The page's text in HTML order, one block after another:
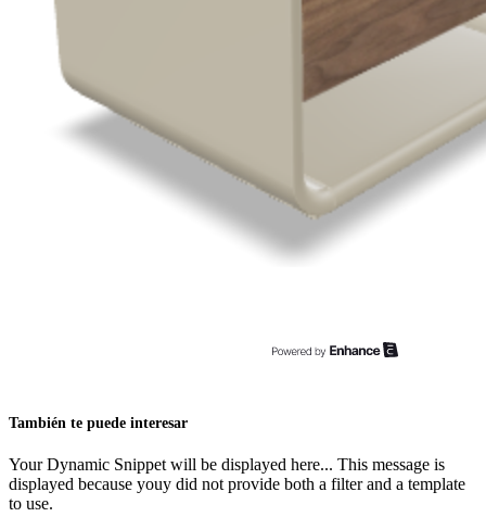
También te puede interesar
Your Dynamic Snippet will be displayed here... This message is
displayed because youy did not provide both a filter and a template
to use.